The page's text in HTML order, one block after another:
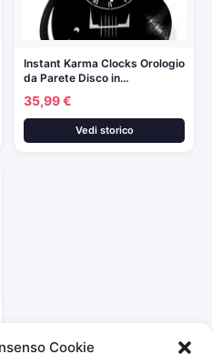
Cookie
Instant Karma Clocks Orologio
da Parete Disco in…
35,99 €
Vedi storico